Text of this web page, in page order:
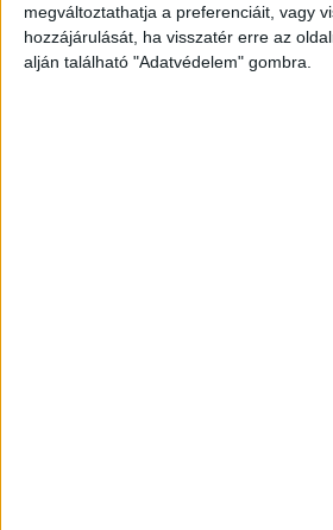
megváltoztathatja a preferenciáit, vagy
hozzájárulását, ha visszatér erre az
alján található "Adatvédelem" gombra.